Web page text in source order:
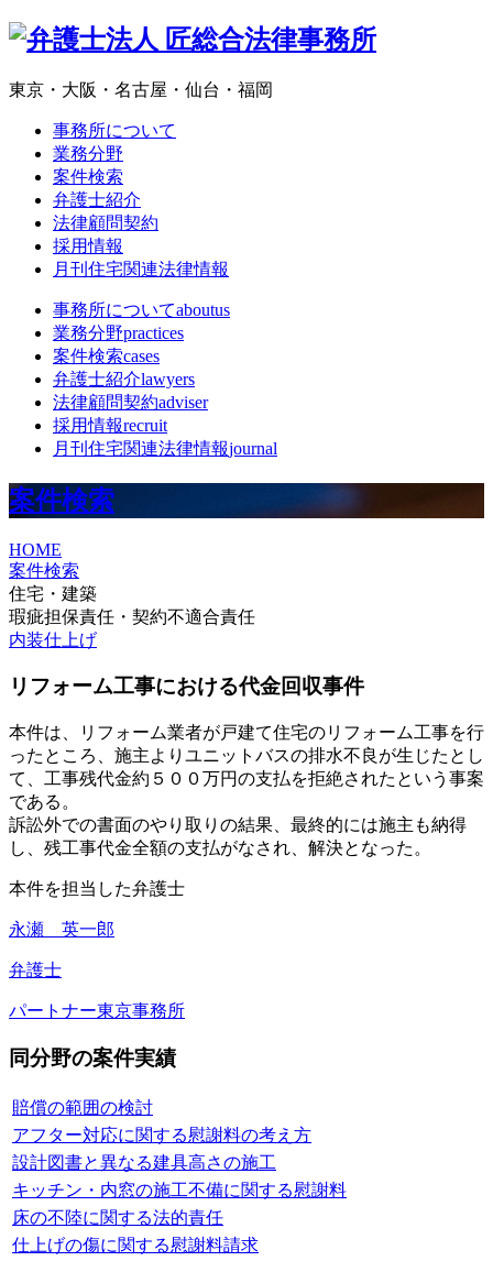
東京・大阪・名古屋・仙台・福岡
事務所について
業務分野
案件検索
弁護士紹介
法律顧問契約
採用情報
月刊住宅関連法律情報
事務所についてaboutus
業務分野practices
案件検索cases
弁護士紹介lawyers
法律顧問契約adviser
採用情報recruit
月刊住宅関連法律情報journal
案件検索
HOME
案件検索
住宅・建築
瑕疵担保責任・契約不適合責任
内装仕上げ
リフォーム工事における代金回収事件
本件は、リフォーム業者が戸建て住宅のリフォーム工事を行
ったところ、施主よりユニットバスの排水不良が生じたとし
て、工事残代金約５００万円の支払を拒絶されたという事案
である。
訴訟外での書面のやり取りの結果、最終的には施主も納得
し、残工事代金全額の支払がなされ、解決となった。
本件を担当した弁護士
永瀬 英一郎
弁護士
パートナー東京事務所
同分野の案件実績
賠償の範囲の検討
アフター対応に関する慰謝料の考え方
設計図書と異なる建具高さの施工
キッチン・内窓の施工不備に関する慰謝料
床の不陸に関する法的責任
仕上げの傷に関する慰謝料請求